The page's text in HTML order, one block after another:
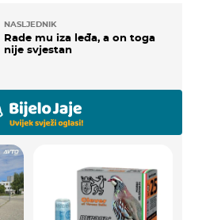
NASLJEDNIK
Rade mu iza leđa, a on toga
nije svjestan